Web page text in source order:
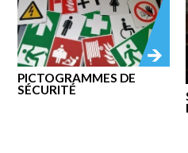
PICTOGRAMMES DE
SÉCURITÉ